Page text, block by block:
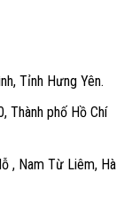
Tỉnh Hưng Yên.
Thành phố Hồ Chí
, Nam Từ Liêm, Hà